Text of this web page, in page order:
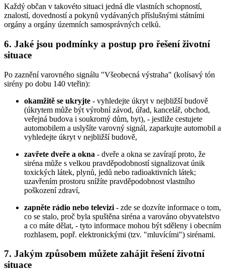
Každý občan v takovéto situaci jedná dle vlastních schopností,
znalostí, dovedností a pokynů vydávaných příslušnými státními
orgány a orgány územních samosprávných celků.
6. Jaké jsou podmínky a postup pro řešení životní
situace
Po zaznění varovného signálu "Všeobecná výstraha" (kolísavý tón
sirény po dobu 140 vteřin):
okamžitě se ukryjte - vyhledejte úkryt v nejbližší budově
(úkrytem může být výrobní závod, úřad, kancelář, obchod,
veřejná budova i soukromý dům, byt), - jestliže cestujete
automobilem a uslyšíte varovný signál, zaparkujte automobil a
vyhledejte úkryt v nejbližší budově,
zavřete dveře a okna - dveře a okna se zavírají proto, že
siréna může s velkou pravděpodobností signalizovat únik
toxických látek, plynů, jedů nebo radioaktivních látek;
uzavřením prostoru snížíte pravděpodobnost vlastního
poškození zdraví,
zapněte rádio nebo televizi - zde se dozvíte informace o tom,
co se stalo, proč byla spuštěna siréna a varováno obyvatelstvo
a co máte dělat, - tyto informace mohou být sděleny i obecním
rozhlasem, popř. elektronickými (tzv. "mluvícími") sirénami.
7. Jakým způsobem můžete zahájit řešení životní
situace